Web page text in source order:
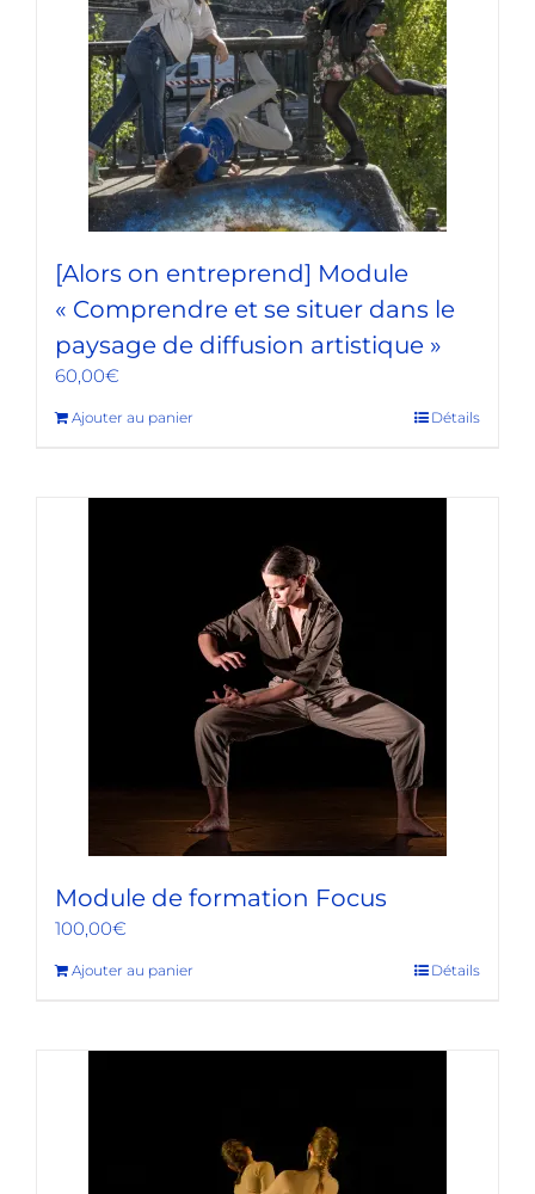
[Alors on entreprend] Module
« Comprendre et se situer dans le
paysage de diffusion artistique »
60,00€
Ajouter au panier Détails
Module de formation Focus
100,00€
Ajouter au panier Détails